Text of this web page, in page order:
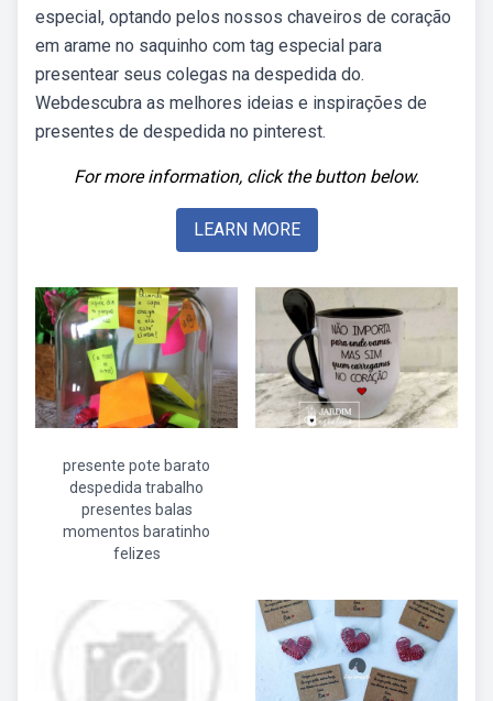
especial, optando pelos nossos chaveiros de coração
em arame no saquinho com tag especial para
presentear seus colegas na despedida do.
Webdescubra as melhores ideias e inspirações de
presentes de despedida no pinterest.
For more information, click the button below.
LEARN MORE
presente pote barato
despedida trabalho
presentes balas
momentos baratinho
felizes